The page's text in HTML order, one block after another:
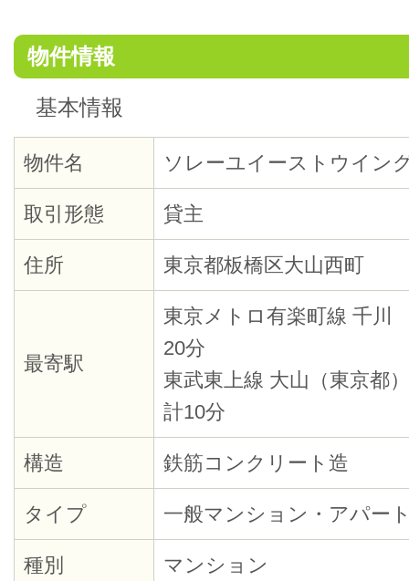
物件情報
基本情報
物件名 ソレーユイーストウイン
取引形態 貸主
住所 東京都板橋区大山西町
最寄駅
東京メトロ有楽町線 千川
20分
東武東上線 大山（東京都
計10分
構造 鉄筋コンクリート造
タイプ 一般マンション・アパー
種別 マンション